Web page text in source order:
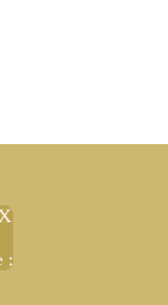
: